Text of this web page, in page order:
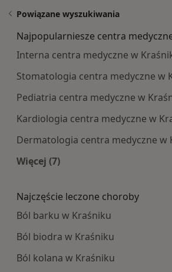
Powiązane wyszukiwania
Najpopularniesze centra
Interna centra medyczne w
Stomatologia centra medyczne w
Pediatria centra medyczne w
Kardiologia centra medyczne w
Dermatologia centra medyczne w
Więcej (7)
Najczęście leczone choroby
Ból barku w Kraśniku
Ból biodra w Kraśniku
Ból kolana w Kraśniku